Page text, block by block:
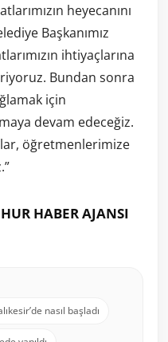
heyecanını
Başkanımız
ihtiyaçlarına
Bundan sonra
için
devam edeceğiz.
öğretmenlerimize
HABER AJANSI
nasıl başladı